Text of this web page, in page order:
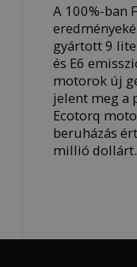
A 100%-ban
gyártott 9
és E6
motorok új
jelent meg a
Ecotorq
beruházás
millió dollárt.